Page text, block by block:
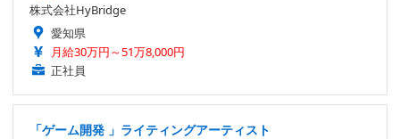
株式会社HyBridge
愛知県
月給30万円～51万8,000円
正社員
「ゲーム開発 」ライティングアーティスト